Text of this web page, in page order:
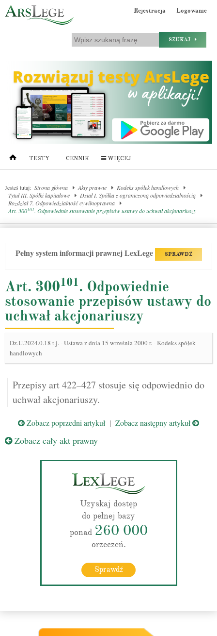
Rejestracja Logowanie
SZUKAJ
TESTY CENNIK WIĘCEJ
Jesteś tutaj: Strona główna Akty prawne
Kodeks spółek handlowych
Tytuł III. Spółki kapitałowe
Dział I. Spółka z ograniczoną odpowiedzialnością
Rozdział 7. Odpowiedzialność cywilnoprawna
Art. 300101. Odpowiednie stosowanie przepisów ustawy do uchwał akcjonariuszy
Pełny system informacji prawnej LexLege SPRAWDŹ
Art. 300101. Odpowiednie
stosowanie przepisów ustawy do
uchwał akcjonariuszy
Dz.U.2024.0.18 t.j.-Ustawa z dnia 15 września 2000 r. - Kodeks spółek
handlowych
Przepisy art 422–427 stosuje się odpowiednio do
uchwał akcjonariuszy.
Zobacz poprzedni artykuł | Zobacz następny artykuł
Zobacz cały akt prawny
Uzyskaj dostęp
do pełnej bazy
ponad 260 000
orzeczeń.
Sprawdź